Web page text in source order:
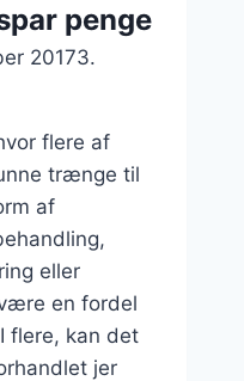
penge
20173.
flere af
trænge til
af
eller
en fordel
flere, kan det
jer